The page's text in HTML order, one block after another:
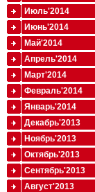
Июль'2014
Июнь'2014
Май'2014
Апрель'2014
Март'2014
Февраль'2014
Январь'2014
Декабрь'2013
Ноябрь'2013
Октябрь'2013
Сентябрь'2013
Август'2013